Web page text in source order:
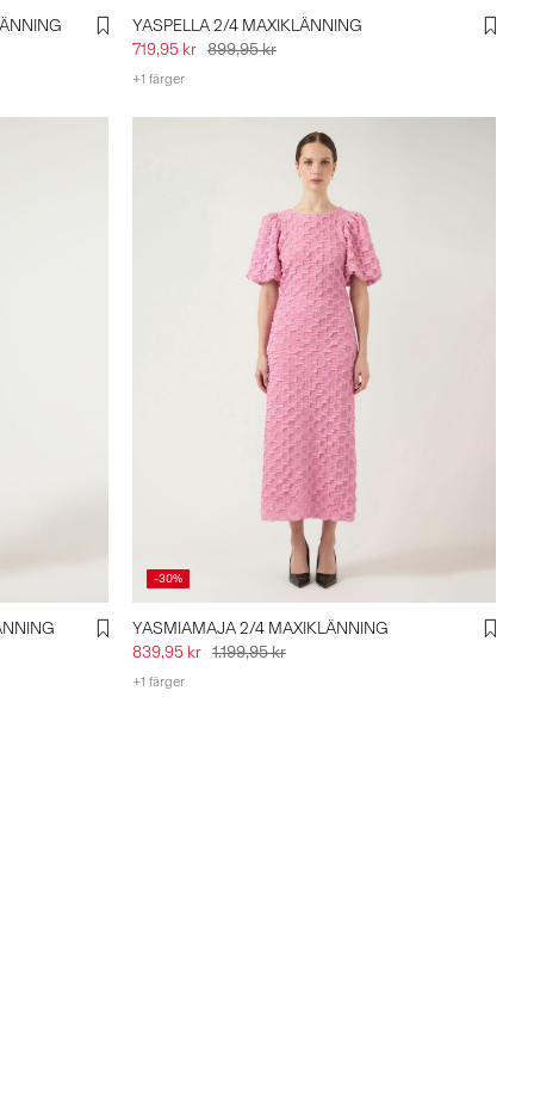
YASPELLA 2/4 MAXIKLÄNNING
719,95 kr 899,95 kr
+1 färger
-30%
YASMIAMAJA 2/4 MAXIKLÄNNING
839,95 kr 1.199,95 kr
+1 färger